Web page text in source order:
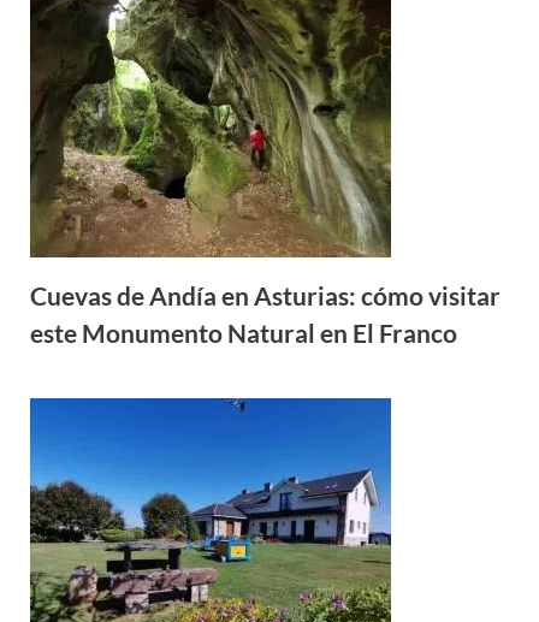
Cuevas de Andía en Asturias: cómo visitar
este Monumento Natural en El Franco